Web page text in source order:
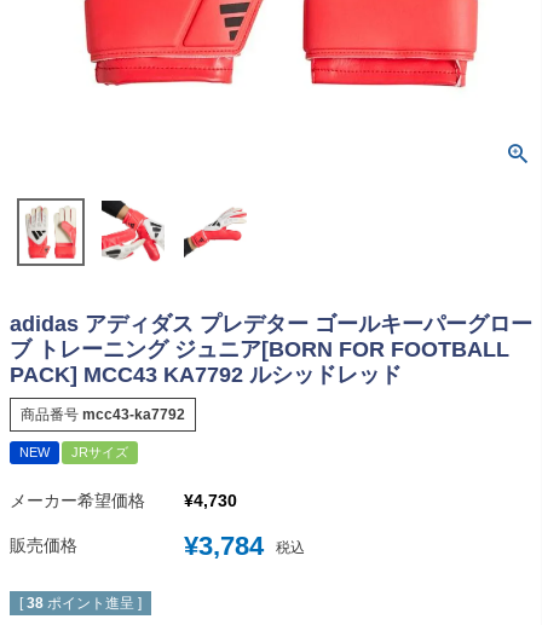
adidas アディダス プレデター ゴールキーパーグロー
ブ トレーニング ジュニア[BORN FOR FOOTBALL
PACK] MCC43 KA7792 ルシッドレッド
商品番号 mcc43-ka7792
NEW JRサイズ
メーカー希望価格 ¥4,730
販売価格 ¥3,784 税込
[ 38 ポイント進呈 ]